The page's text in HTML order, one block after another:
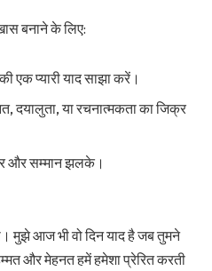
बनाने के लिए:
एक प्यारी याद साझा करें।
दयालुता, या रचनात्मकता का जिक्र
और सम्मान झलके।
मुझे आज भी वो दिन याद है जब तुमने
और मेहनत हमें हमेशा प्रेरित करती